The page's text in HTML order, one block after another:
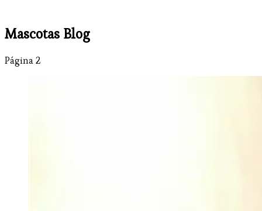
Mascotas Blog
Página 2